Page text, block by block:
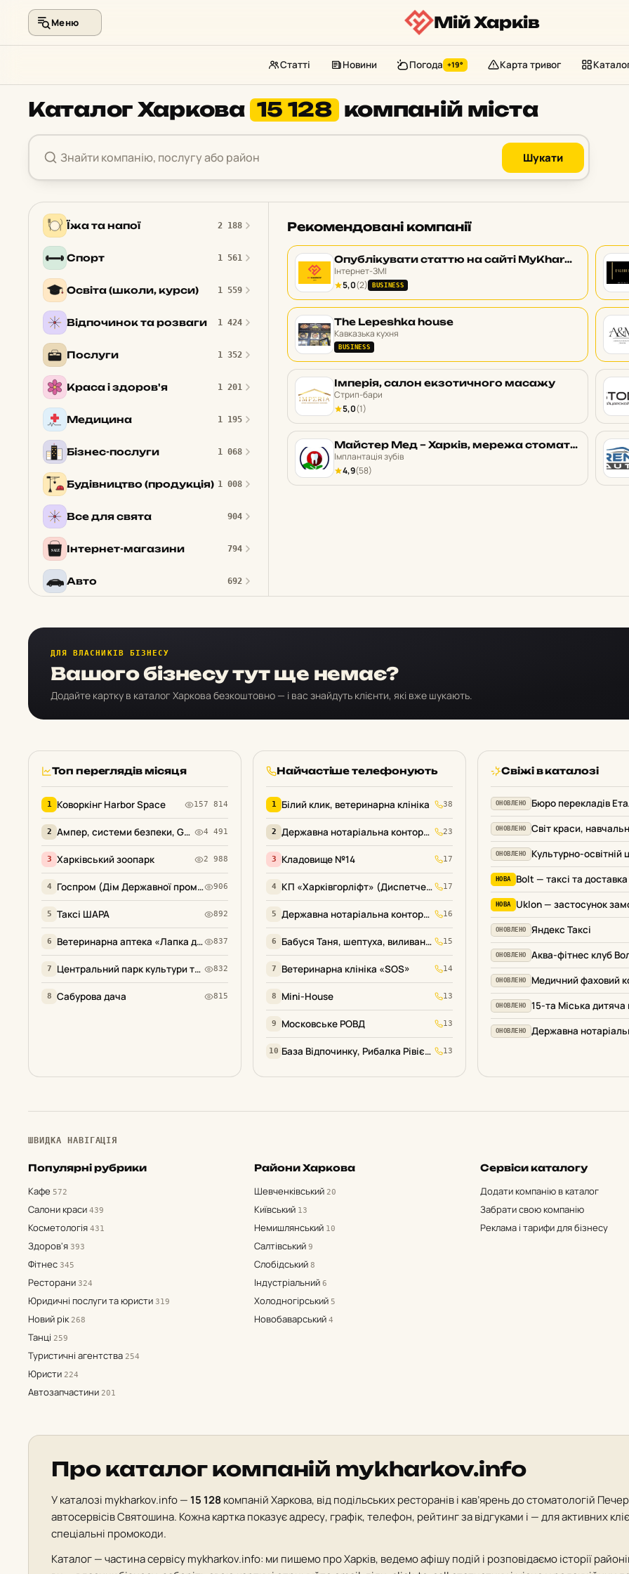
Меню Мій Харків
Статті Новини Погода +19° Карта тривог
Каталог Харкова 15 128 компаній міста
Шукати
Їжа та напої 2 188
Спорт 1 561
Освіта (школи, курси) 1 559
Відпочинок та розваги 1 424
Послуги 1 352
Краса і здоров'я 1 201
Медицина 1 195
Бізнес-послуги 1 068
Будівництво (продукція) 1 008
Все для свята 904
Інтернет-магазини 794
Авто 692
Туризм, Відпочинок
Міські служби
Меблі
Побутова техніка та
електроніка
Готелі та апартаменти 277
Нерухомість 242
Магазини (шопінг)
Промисловість
Активний відпочинок
ПЗ
Закрито
ЗМІ
Пам'ятки
Творчість
Страхові компанії
Охоронні послуги, безпека
телефони
Інтернет, телебачення,
Езотерика, магія 54
Рекомендовані компанії
Опублікувати статтю на сайті MyKharkov.info
Інтернет-ЗМІ
5,0(2) BUSINESS
The Lepeshka house
Кавказька кухня
BUSINESS
Імперія, салон екзотичного масажу
Стрип-бари
5,0(1)
Майстер Мед – Харків, мережа стоматологічних клінік
Імплантація зубів
4,9(58)
ДЛЯ ВЛАСНИКІВ БІЗНЕСУ
Вашого бізнесу тут ще немає?
Додайте картку в каталог Харкова безкоштовно — і вас знайдуть клієнти, які вже шукають.
Топ переглядів місяця
1 Коворкінг Harbor Space 157 814
2 Ампер, системи безпеки, GPS-контроль 4 491
3 Харківський зоопарк 2 988
4 Госпром (Дім Державної промисловості) 906
5 Таксі ШАРА 892
6 Ветеринарна аптека «Лапка допомоги» 837
7 Центральний парк культури та відпочинку ім. М. Горського 832
8 Сабурова дача 815
Найчастіше телефонують
1 Білий клик, ветеринарна клініка 38
2 Державна нотаріальна контора Харкова № 3 23
3 Кладовище №14 17
4 КП «Харківгорліфт» (Диспетчер з обслуговування ліфтів) 17
5 Державна нотаріальна контора Харкова № 11 16
6 Бабуся Таня, шептуха, виливання на воску 15
7 Ветеринарна клініка «SOS» 14
8 Mini-House 13
9 Московське РОВД 13
10 База Відпочинку, Рибалка Рівієра 13
Свіжі в каталозі
ОНОВЛЕНО Бюро перекладів
ОНОВЛЕНО
ОНОВЛЕНО
НОВА
НОВА
ОНОВЛЕНО Яндекс Таксі
ОНОВЛЕНО Аква-фітнес клуб
ОНОВЛЕНО
ОНОВЛЕНО
ОНОВЛЕНО
ШВИДКА НАВІГАЦІЯ
Популярні рубрики
Кафе 572
Салони краси 439
Косметологія 431
Здоров'я 393
Фітнес 345
Ресторани 324
Юридичні послуги та юристи 319
Новий рік 268
Танці 259
Туристичні агентства 254
Юристи 224
Автозапчастини 201
Райони Харкова
Шевченківський 20
Київський 13
Немишлянський 10
Салтівський 9
Слобідський 8
Індустріальний 6
Холодногірський 5
Новобаварський 4
Сервіси каталогу
Додати компанію в каталог
Забрати свою компанію
Реклама і тарифи для бізнесу
Про каталог компаній mykharkov.info
У каталозі mykharkov.info — 15 128компаній Харкова, від подільських ресторанів і кав’ярень до стоматологій
автосервісів Святошина. Кожна картка показує адресу, графік, телефон, рейтинг за відгуками і — для активних
спеціальні промокоди.
Каталог — частина сервісу mykharkov.info: ми пишемо про Харків, ведемо афішу подій і розповідаємо історії